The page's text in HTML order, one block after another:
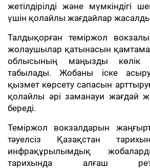
жетілдірілді және мүмкіндігі
үшін қолайлы жағдайлар
Талдықорған теміржол
жолаушылар қатынасын
облысының маңызды көлік
табылады. Жобаны іске
қызмет көрсету сапасын
қолайлы әрі заманауи жағдай
береді.
Теміржол вокзалдарын
тәуелсіз Қазақстан
инфрақұрылымдық
тарихында алғаш